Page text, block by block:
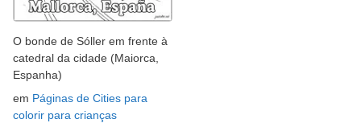
O bonde de Sóller em frente à
catedral da cidade (Maiorca,
Espanha)
em Páginas de Cities para
colorir para crianças